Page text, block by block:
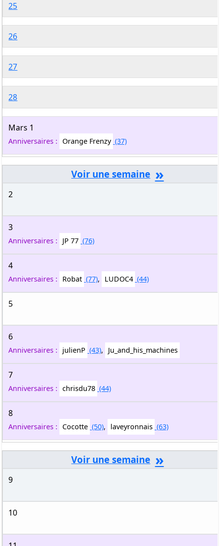
25
26
27
28
Mars 1
Anniversaires : Orange Frenzy (37)
»
2
3
Anniversaires : JP 77 (76)
4
Anniversaires : Robat (77), LUDOC4 (44)
5
6
Anniversaires : julienP (43), Ju_and_his_machines
7
Anniversaires : chrisdu78 (44)
8
Anniversaires : Cocotte (50), laveyronnais (63)
»
9
10